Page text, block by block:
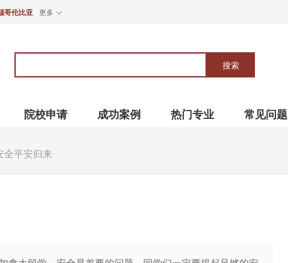
哥伦比亚 更多
关
搜索
院校申请 成功案例 热门专业 常见问题
全平安归来